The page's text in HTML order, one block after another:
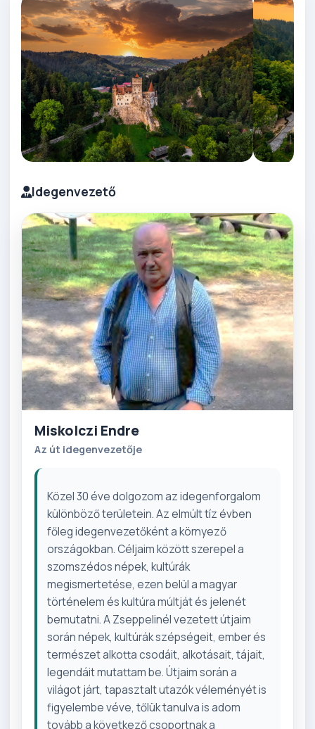
Idegenvezető
Miskolczi Endre
Az út idegenvezetője
Közel 30 éve dolgozom az idegenforgalom
különböző területein. Az elmúlt tíz évben
főleg idegenvezetőként a környező
országokban. Céljaim között szerepel a
szomszédos népek, kultúrák
megismertetése, ezen belül a magyar
történelem és kultúra múltját és jelenét
bemutatni. A Zseppelinél vezetett útjaim
során népek, kultúrák szépségeit, ember és
természet alkotta csodáit, alkotásait, tájait,
legendáit mutattam be. Útjaim során a
világot járt, tapasztalt utazók véleményét is
figyelembe véve, tőlük tanulva is adom
tovább a következő csoportnak a